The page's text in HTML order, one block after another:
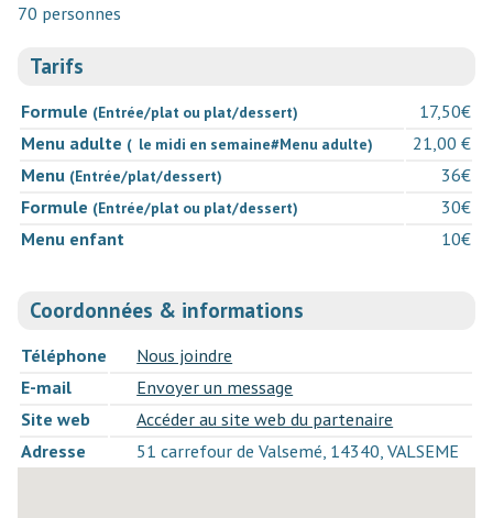
70 personnes
Tarifs
Formule (Entrée/plat ou plat/dessert)
17,50€
Menu adulte ( le midi en semaine#Menu adulte)
21,00 €
Menu (Entrée/plat/dessert)
36€
Formule (Entrée/plat ou plat/dessert)
30€
Menu enfant
10€
Coordonnées & informations
Téléphone
Nous joindre
E-mail
Envoyer un message
Site web
Accéder au site web du partenaire
Adresse
51 carrefour de Valsemé, 14340, VALSEME